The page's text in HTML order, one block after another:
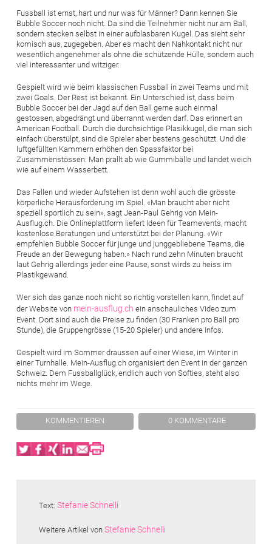
Fussball ist ernst, hart und nur was für Männer? Dann kennen Sie
Bubble Soccer noch nicht. Da sind die Teilnehmer nicht nur am Ball,
sondern stecken selbst in einer aufblasbaren Kugel. Das sieht sehr
komisch aus, zugegeben. Aber es macht den Nahkontakt nicht nur
wesentlich angenehmer als ohne die schützende Hülle, sondern auch
viel interessanter und witziger.
Gespielt wird wie beim klassischen Fussball in zwei Teams und mit
zwei Goals. Der Rest ist bekannt. Ein Unterschied ist, dass beim
Bubble Soccer bei der Jagd auf den Ball gerne auch einmal
gestossen, abgedrängt und überrannt werden darf. Das erinnert an
American Football. Durch die durchsichtige Plasikkugel, die man sich
einfach überstülpt, sind die Spieler aber bestens geschützt. Und die
luftgefüllten Kammern erhöhen den Spassfaktor bei
Zusammenstössen: Man prallt ab wie Gummibälle und landet weich
wie auf einem Wasserbett.
Das Fallen und wieder Aufstehen ist denn wohl auch die grösste
körperliche Herausforderung im Spiel. «Man braucht aber nicht
speziell sportlich zu sein», sagt Jean-Paul Gehrig von Mein-
Ausflug.ch. Die Onlineplattform liefert Ideen für Teamevents, macht
kostenlose Beratungen und unterstützt bei der Planung. «Wir
empfehlen Bubble Soccer für junge und junggebliebene Teams, die
Freude an der Bewegung haben.» Nach rund zehn Minuten braucht
laut Gehrig allerdings jeder eine Pause, sonst wirds zu heiss im
Plastikgewand.
Wer sich das ganze noch nicht so richtig vorstellen kann, findet auf
der Website von mein-ausflug.ch ein anschauliches Video zum
Event. Dort sind auch die Preise zu finden (30 Franken pro Ball pro
Stunde), die Gruppengrösse (15-20 Spieler) und andere Infos.
Gespielt wird im Sommer draussen auf einer Wiese, im Winter in
einer Turnhalle. Mein-Ausflug.ch organisiert den Event in der ganzen
Schweiz. Dem Fussballglück, endlich auch von Softies, steht also
nichts mehr im Wege.
KOMMENTIEREN 0 KOMMENTARE
Twitter
Facebook
XING
LinkedIn
Email
Print
Text: Stefanie Schnelli
Weitere Artikel von Stefanie Schnelli